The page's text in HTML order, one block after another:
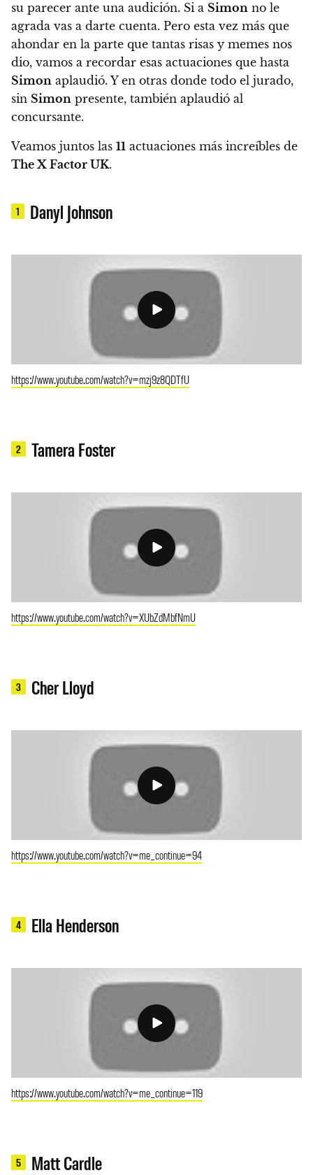
su parecer ante una audición. Si a Simon no le
agrada vas a darte cuenta. Pero esta vez más que
ahondar en la parte que tantas risas y memes nos
dio, vamos a recordar esas actuaciones que hasta
Simon aplaudió. Y en otras donde todo el jurado,
sin Simon presente, también aplaudió al
concursante.
Veamos juntos las 11 actuaciones más increíbles de
The X Factor UK.
1 Danyl Johnson
https://www.youtube.com/watch?v=mzj9z8QDTfU
2 Tamera Foster
https://www.youtube.com/watch?v=XUbZdMbfNmU
3 Cher Lloyd
https://www.youtube.com/watch?v=me_continue=94
4 Ella Henderson
https://www.youtube.com/watch?v=me_continue=119
5 Matt Cardle